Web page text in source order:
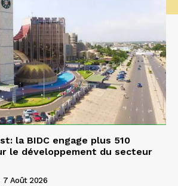
la BIDC engage plus 510
le développement du secteur
7 Août 2026